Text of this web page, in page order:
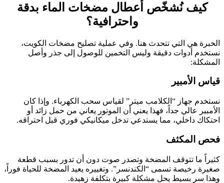
كيف نُشخّص أعطال مضخات الماء بدقة
واحترافية؟
الخبرة هي التي تتحدث هنا. وفي عملية تصليح مضخات الكويت،
نستخدم أدوات دقيقة وليس التخمين للوصول إلى جذر وأصل
المشكلة:
قياس الأمبير
نستخدم جهاز “الكلامب ميتر” لقياس سحب الكهرباء. وإذا كان
الأمبير عالي جداً، فهذا يعني أن الموتور يعاني من حمل زائد أو
احتكاك داخلي، مما يستدعي تدخل ميكانيكي فوري قبل احتراقه.
فحص المكثف
كثيراً ما تتوقف المضخة وتصدر صوت دون أن تدور بسبب قطعة
صغيرة رخيصة تسمى “الكندنسر”. وتغييره يعيد المضخة للحياة فوراً،
وهذا سر بسيط يحل مشكلة كبيرة بتكلفة زهيدة.